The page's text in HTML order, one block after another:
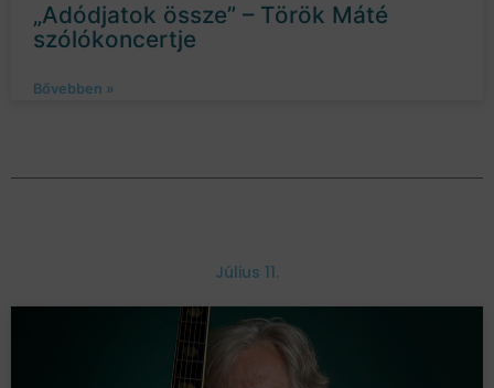
„Adódjatok össze” – Török Máté
szólókoncertje
Bővebben »
Július 11.